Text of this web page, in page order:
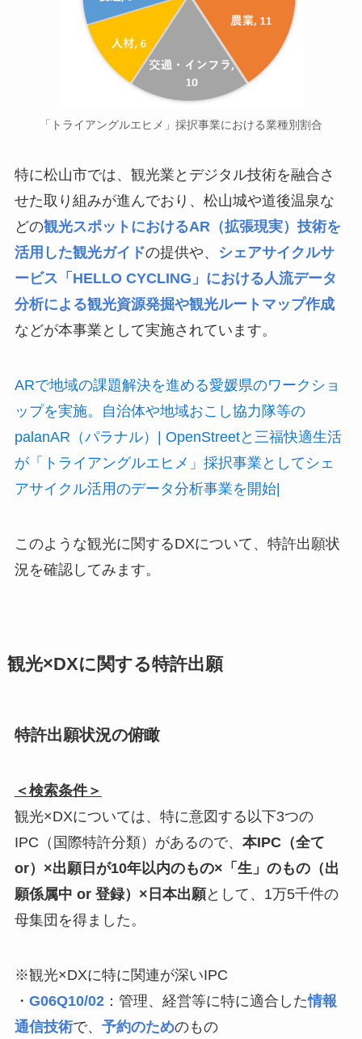
「トライアングルエヒメ」採択事業における業種別割合
特に松山市では、観光業とデジタル技術を融合さ
せた取り組みが進んでおり、松山城や道後温泉な
どの観光スポットにおけるAR（拡張現実）技術を
活用した観光ガイドの提供や、
シェアサイクルサ
ービス「HELLO CYCLING」における人流データ
分析による観光資源発掘や観光ルートマップ作成
などが本事業として実施されています。
ARで地域の課題解決を進める愛媛県のワークショ
ップを実施。自治体や地域おこし協力隊等の
palanAR（パラナル）| OpenStreetと三福快適生活
が「トライアングルエヒメ」採択事業としてシェ
アサイクル活用のデータ分析事業を開始|
このような観光に関するDXについて、特許出願状
況を確認してみます。
観光×DXに関する特許出願
特許出願状況の俯瞰
＜検索条件＞
観光×DXについては、特に意図する以下3つの
IPC（国際特許分類）があるので、 本IPC（全て
or）×出願日が10年以内のもの×「生」のもの（出
願係属中 or 登録）×日本出願として、1万5千件の
母集団を得ました。
※観光×DXに特に関連が深いIPC
・ G06Q10/02：管理、経営等に特に適合した情報
通信技術で、 予約のためのもの